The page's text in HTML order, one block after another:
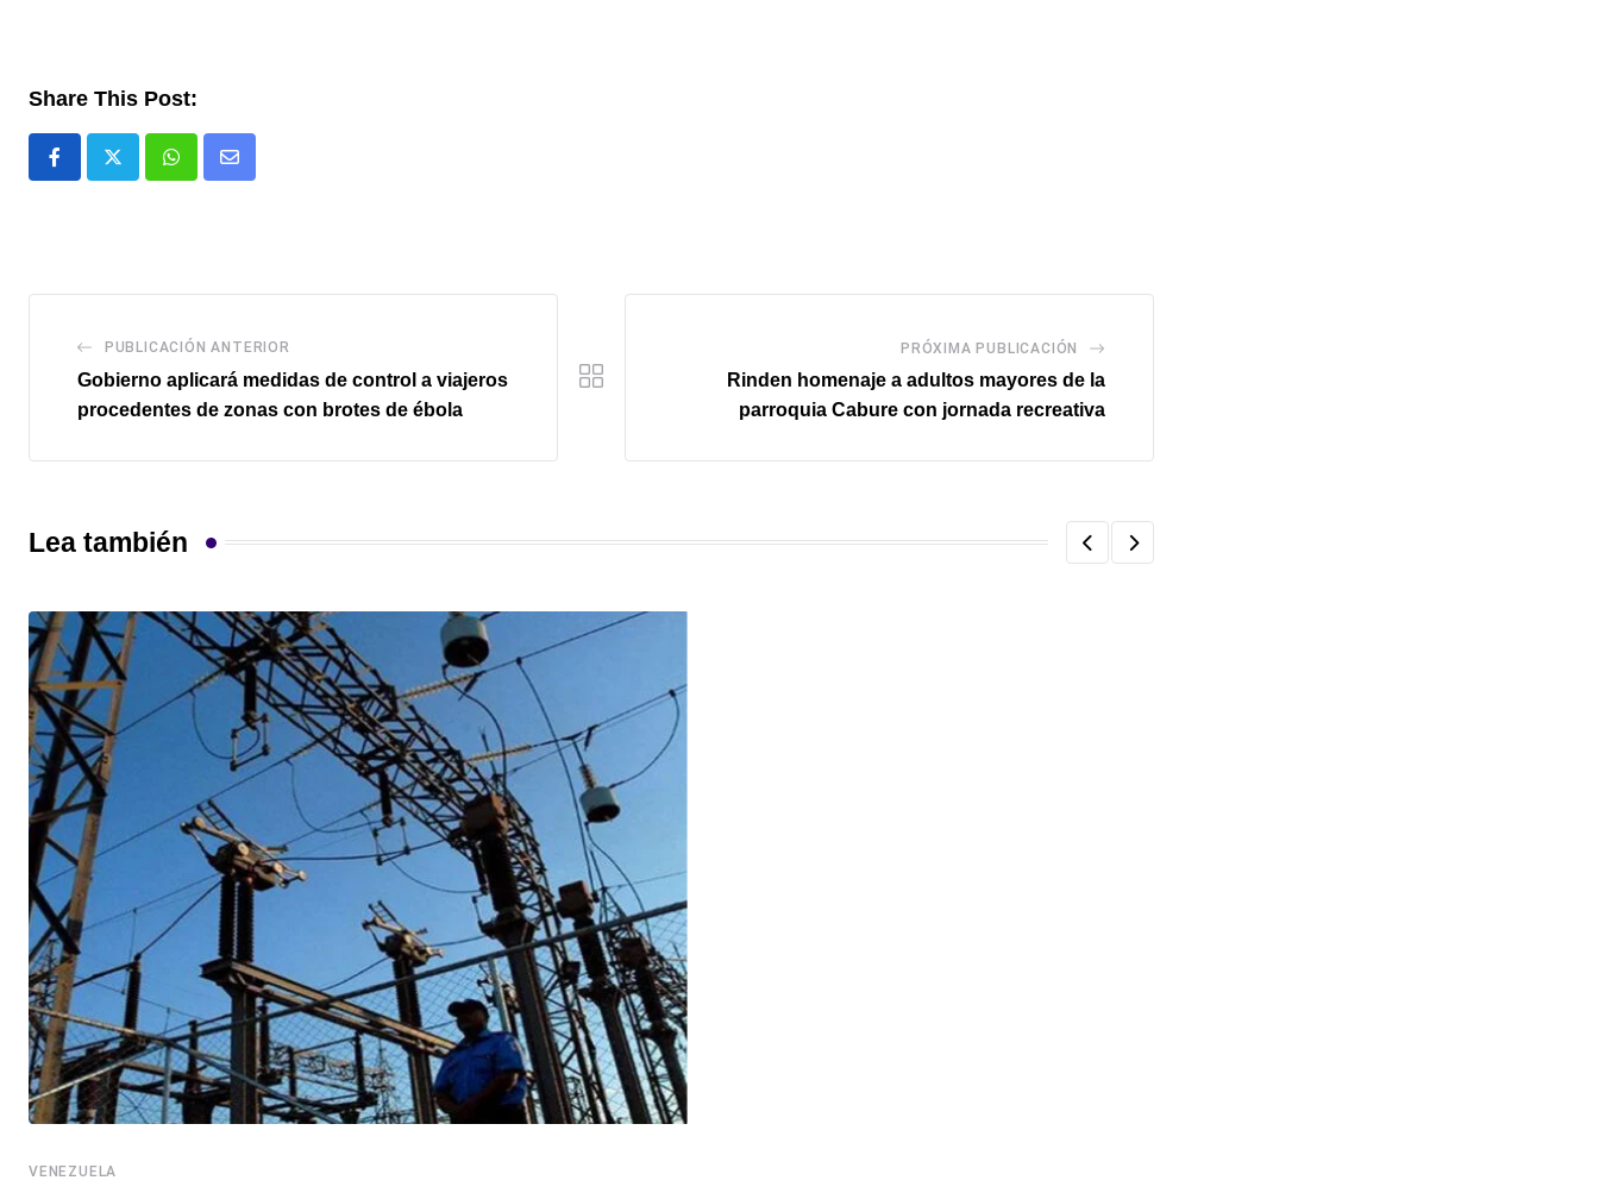
Share This Post:
WhatsappComparte
PUBLICACIÓN ANTERIOR
Gobierno aplicará medidas de control a viajeros
procedentes de zonas con brotes de ébola
PRÓXIMA PUBLICACIÓN
Rinden homenaje a adultos mayores de la
parroquia Cabure con jornada recreativa
Lea también
VENEZUELA